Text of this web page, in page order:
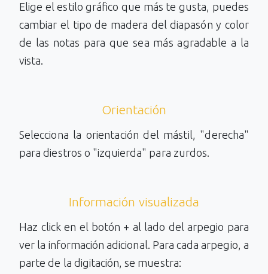
Elige el estilo gráfico que más te gusta, puedes
cambiar el tipo de madera del diapasón y color
de las notas para que sea más agradable a la
vista.
Orientación
Selecciona la orientación del mástil, "derecha"
para diestros o "izquierda" para zurdos.
Información visualizada
Haz click en el botón + al lado del arpegio para
ver la información adicional. Para cada arpegio, a
parte de la digitación, se muestra: